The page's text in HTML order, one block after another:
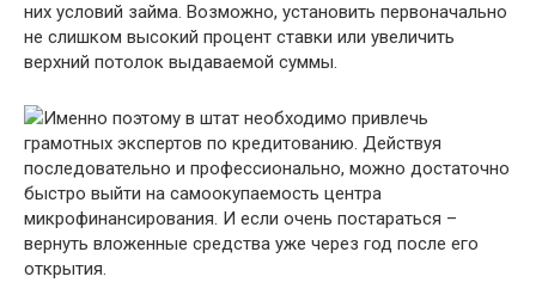
них условий займа. Возможно, установить первоначально
не слишком высокий процент ставки или увеличить
верхний потолок выдаваемой суммы.
Именно поэтому в штат необходимо привлечь
грамотных экспертов по кредитованию. Действуя
последовательно и профессионально, можно достаточно
быстро выйти на самоокупаемость центра
микрофинансирования. И если очень постараться –
вернуть вложенные средства уже через год после его
открытия.